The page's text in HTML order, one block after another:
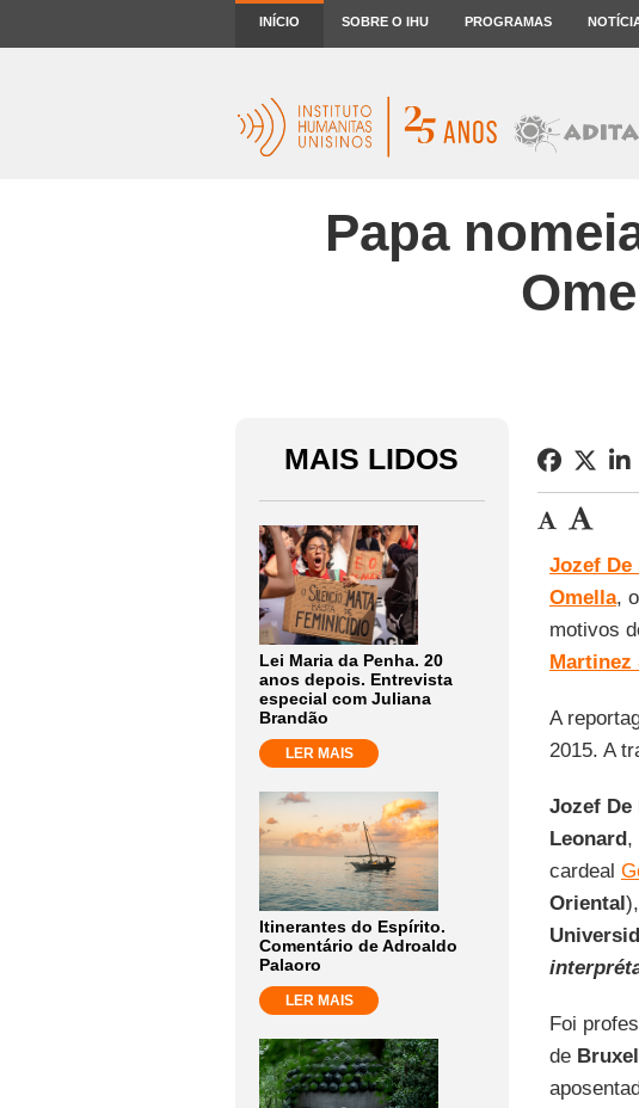
INÍCIO SOBRE O IHU PROGRAMAS
Papa
MAIS LIDOS
Lei Maria da Penha. 20
anos depois. Entrevista
especial com Juliana
Brandão
LER MAIS
Itinerantes do Espírito.
Comentário de Adroaldo
Palaoro
LER MAIS
Jozef De
Omella,
motivos
Martinez
A
2015. A
Jozef De
Leonard,
cardeal
Oriental
Foi
de